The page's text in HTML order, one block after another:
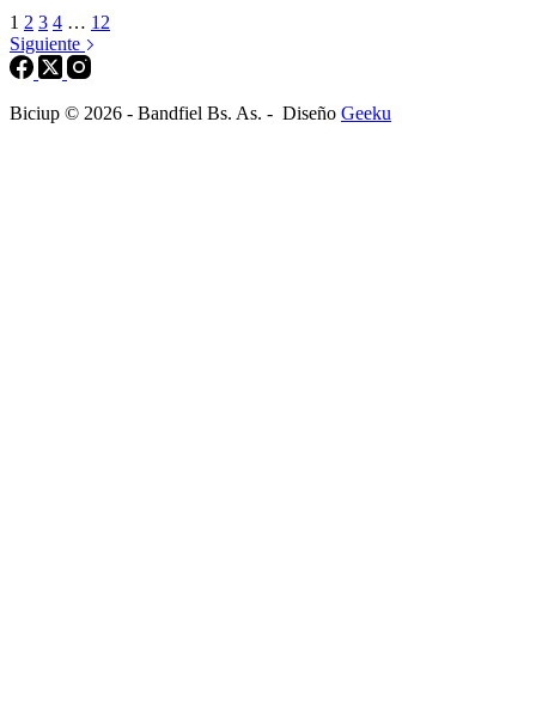
1 2 3 4 … 12
Siguiente
Biciup © 2026 - Bandfiel Bs. As. - Diseño Geeku